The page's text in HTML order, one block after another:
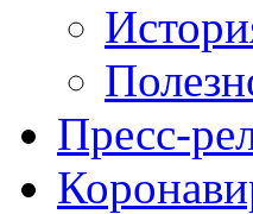
Пресс-